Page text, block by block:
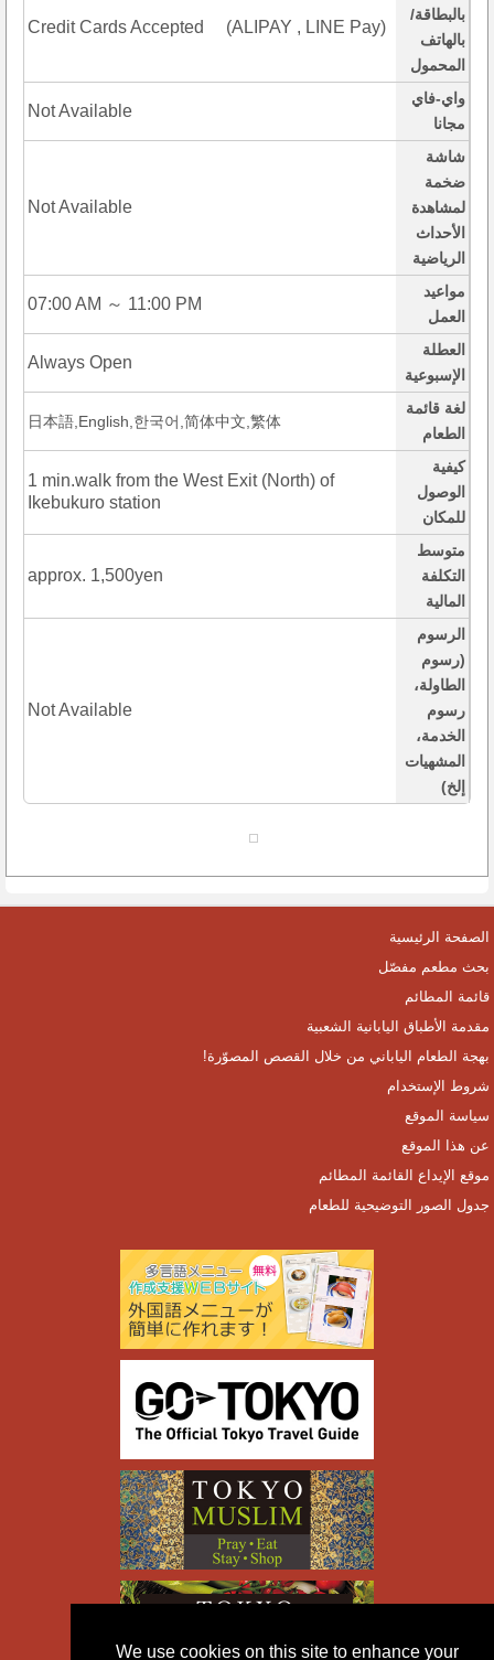
We use cookies on this site to enhance your
بالبطاقة/
بالهاتف
المحمول
Credit Cards Accepted (ALIPAY , LINE Pay)
واي-فاي
مجانا
Not Available
شاشة
ضخمة
لمشاهدة
الأحداث
الرياضية
Not Available
مواعيد
العمل
07:00 AM ～ 11:00 PM
العطلة
الإسبوعية
Always Open
لغة قائمة
الطعام
日本語,English,한국어,简体中文,繁体
كيفية
الوصول
للمكان
1 min.walk from the West Exit (North) of
Ikebukuro station
متوسط
التكلفة
المالية
approx. 1,500yen
الرسوم
(رسوم
الطاولة،
رسوم
الخدمة،
المشهيات
إلخ)
Not Available
الصفحة الرئيسية
بحث مطعم مفصّل
قائمة المطائم
مقدمة الأطباق اليابانية الشعبية
بهجة الطعام الياباني من خلال القصص المصوّرة!
شروط الإستخدام
سياسة الموقع
عن هذا الموقع
موقع الإيداع القائمة المطائم
جدول الصور التوضيحية للطعام